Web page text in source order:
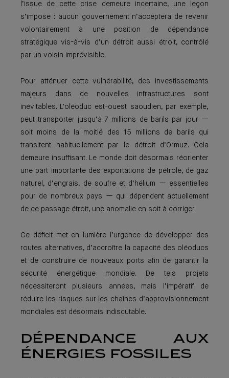
l’issue de cette crise demeure incertaine, une leçon
s’impose : aucun gouvernement n’acceptera de revenir
volontairement à une position de dépendance
stratégique vis-à-vis d’un détroit aussi étroit, contrôlé
par un voisin imprévisible.
Pour atténuer cette vulnérabilité, des investissements
majeurs dans de nouvelles infrastructures sont
inévitables. L’oléoduc est-ouest saoudien, par exemple,
peut transporter jusqu’à 7 millions de barils par jour —
soit moins de la moitié des 15 millions de barils qui
transitent habituellement par le détroit d’Ormuz. Cela
demeure insuffisant. Le monde doit désormais réorienter
une part importante des exportations de pétrole, de gaz
naturel, d’engrais, de soufre et d’hélium — essentielles
pour de nombreux pays — qui dépendent actuellement
de ce passage étroit, une anomalie en soit à corriger.
Ce déficit met en lumière l’urgence de développer des
routes alternatives, d’accroître la capacité des oléoducs
et de construire de nouveaux ports afin de garantir la
sécurité énergétique mondiale. De tels projets
nécessiteront plusieurs années, mais l’impératif de
réduire les risques sur les chaînes d’approvisionnement
mondiales est désormais indiscutable.
DÉPENDANCE AUX
ÉNERGIES FOSSILES